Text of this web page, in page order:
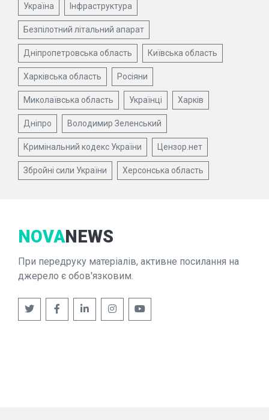
Україна Інфраструктура
Безпілотний літальний апарат
Дніпропетровська область Київська область
Харківська область Росіяни
Миколаївська область Українці Харків
Дніпро Володимир Зеленський
Кримінальний кодекс України Цензор.нет
Збройні сили України Херсонська область
NOVANEWS
При передруку матеріалів, активне посилання на
джерело є обов'язковим.